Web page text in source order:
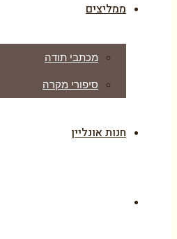
ממליצים
מכתבי תודה
סיפורי מקרה
חנות אונליין